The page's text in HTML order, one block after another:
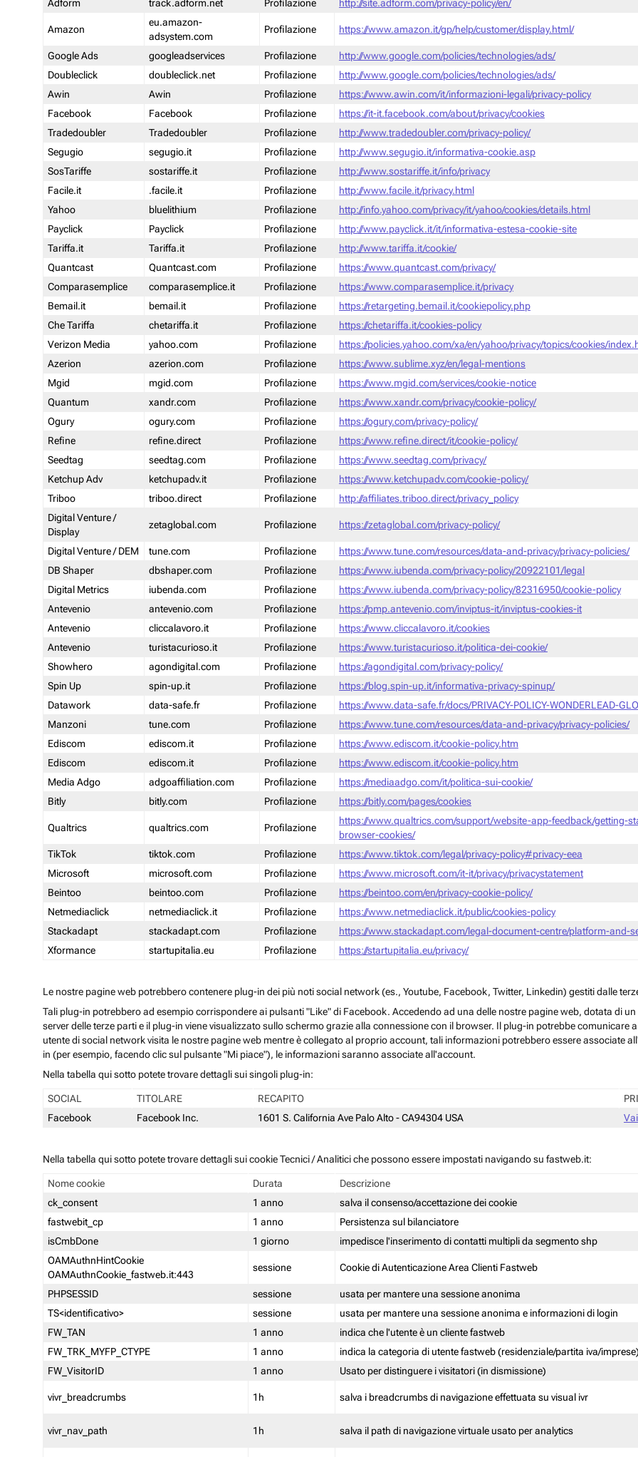
Adform track.adform.net Profilazione http://site.adform.com/privacy-policy/en/
Amazon
eu.amazon-
adsystem.com
Profilazione https://www.amazon.it/gp/help/customer/display.html/
Google Ads googleadservices Profilazione
http://www.google.com/policies/technologies/ads/
Doubleclick
doubleclick.net Profilazione
http://www.google.com/policies/technologies/ads/
Awin
Awin Profilazione
https://www.awin.com/it/informazioni-legali/privacy-policy
Facebook
Facebook Profilazione
https://it-it.facebook.com/about/privacy/cookies
Tradedoubler
Tradedoubler Profilazione
http://www.tradedoubler.com/privacy-policy/
Segugio
segugio.it Profilazione
http://www.segugio.it/informativa-cookie.asp
SosTariffe
sostariffe.it Profilazione
http://www.sostariffe.it/info/privacy
Facile.it
.facile.it Profilazione
http://www.facile.it/privacy.html
Yahoo
bluelithium Profilazione
http://info.yahoo.com/privacy/it/yahoo/cookies/details.html
Payclick
Payclick Profilazione
http://www.payclick.it/it/informativa-estesa-cookie-site
Tariffa.it
Tariffa.it Profilazione
http://www.tariffa.it/cookie/
Quantcast
Quantcast.com Profilazione
https://www.quantcast.com/privacy/
Comparasemplice
comparasemplice.it Profilazione
https://www.comparasemplice.it/privacy
Bemail.it
bemail.it Profilazione
https://retargeting.bemail.it/cookiepolicy.php
Che Tariffa
chetariffa.it Profilazione
https://chetariffa.it/cookies-policy
Verizon Media
yahoo.com Profilazione
https://policies.yahoo.com/xa/en/yahoo/privacy/topics/cookies/
Azerion
azerion.com Profilazione
https://www.sublime.xyz/en/legal-mentions
Mgid
mgid.com Profilazione
https://www.mgid.com/services/cookie-notice
Quantum
xandr.com Profilazione
https://www.xandr.com/privacy/cookie-policy/
Ogury
ogury.com Profilazione
https://ogury.com/privacy-policy/
Refine
refine.direct Profilazione
https://www.refine.direct/it/cookie-policy/
Seedtag
seedtag.com Profilazione
https://www.seedtag.com/privacy/
Ketchup Adv
ketchupadv.it Profilazione
https://www.ketchupadv.com/cookie-policy/
Triboo
triboo.direct Profilazione
http://affiliates.triboo.direct/privacy_policy
Digital Venture /
Display
zetaglobal.com Profilazione https://zetaglobal.com/privacy-policy/
Digital Venture / DEM tune.com Profilazione
https://www.tune.com/resources/data-and-privacy/privacy-policies/
DB Shaper
dbshaper.com Profilazione
https://www.iubenda.com/privacy-policy/20922101/legal
Digital Metrics
iubenda.com Profilazione
https://www.iubenda.com/privacy-policy/82316950/cookie-policy
Antevenio
antevenio.com Profilazione
https://pmp.antevenio.com/inviptus-it/inviptus-cookies-it
Antevenio
cliccalavoro.it Profilazione
https://www.cliccalavoro.it/cookies
Antevenio
turistacurioso.it Profilazione
https://www.turistacurioso.it/politica-dei-cookie/
Showhero
agondigital.com Profilazione
https://agondigital.com/privacy-policy/
Spin Up
spin-up.it Profilazione
https://blog.spin-up.it/informativa-privacy-spinup/
Datawork
data-safe.fr Profilazione
https://www.data-safe.fr/docs/PRIVACY-POLICY-WONDERLEAD-
Manzoni
tune.com Profilazione
https://www.tune.com/resources/data-and-privacy/privacy-policies/
Ediscom
ediscom.it Profilazione
https://www.ediscom.it/cookie-policy.htm
Ediscom
ediscom.it Profilazione
https://www.ediscom.it/cookie-policy.htm
Media Adgo
adgoaffiliation.com Profilazione
https://mediaadgo.com/it/politica-sui-cookie/
Bitly
bitly.com Profilazione https://bitly.com/pages/cookies
Qualtrics qualtrics.com Profilazione
https://www.qualtrics.com/support/website-app-feedback/getting-
browser-cookies/
TikTok
tiktok.com Profilazione
https://www.tiktok.com/legal/privacy-policy#privacy-eea
Microsoft
microsoft.com Profilazione
https://www.microsoft.com/it-it/privacy/privacystatement
Beintoo
beintoo.com Profilazione
https://beintoo.com/en/privacy-cookie-policy/
Netmediaclick
netmediaclick.it Profilazione
https://www.netmediaclick.it/public/cookies-policy
Stackadapt
stackadapt.com Profilazione
https://www.stackadapt.com/legal-document-centre/platform-and-
Xformance
startupitalia.eu Profilazione https://startupitalia.eu/privacy/
Le nostre pagine web potrebbero contenere plug-in dei più noti social network (es., Youtube, Facebook, Twitter, Linkedin) gestiti dalle
Tali plug-in potrebbero ad esempio corrispondere ai pulsanti "Like" di Facebook. Accedendo ad una delle nostre pagine web, dotata di
server delle terze parti e il plug-in viene visualizzato sullo schermo grazie alla connessione con il browser. Il plug-in potrebbe comunicare
utente di social network visita le nostre pagine web mentre è collegato al proprio account, tali informazioni potrebbero essere associate
in (per esempio, facendo clic sul pulsante "Mi piace"), le informazioni saranno associate all'account.
Nella tabella qui sotto potete trovare dettagli sui singoli plug-in:
SOCIAL TITOLARE RECAPITO
Facebook
Facebook Inc. 1601 S. California Ave Palo Alto - CA94304 USA
Nella tabella qui sotto potete trovare dettagli sui cookie Tecnici / Analitici che possono essere impostati navigando su fastweb.it:
Nome cookie Durata
Descrizione
ck_consent
1 anno
salva il consenso/accettazione dei cookie
fastwebit_cp
1 anno
Persistenza sul bilanciatore
isCmbDone
1 giorno
impedisce l'inserimento di contatti multipli da segmento shp
OAMAuthnHintCookie
OAMAuthnCookie_fastweb.it:443
sessione Cookie di Autenticazione Area Clienti Fastweb
PHPSESSID sessione
usata per mantere una sessione anonima
TS<identificativo>
sessione
usata per mantere una sessione anonima e informazioni di login
FW_TAN
1 anno
indica che l'utente è un cliente fastweb
FW_TRK_MYFP_CTYPE
1 anno
indica la categoria di utente fastweb (residenziale/partita iva/
FW_VisitorID
1 anno Usato per distinguere i visitatori (in dismissione)
vivr_breadcrumbs 1h salva i breadcrumbs di navigazione effettuata su visual ivr
vivr_nav_path 1h salva il path di navigazione virtuale usato per analytics